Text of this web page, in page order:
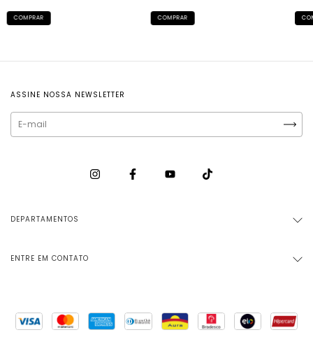
COMPRAR COMPRAR
ASSINE NOSSA NEWSLETTER
DEPARTAMENTOS
ENTRE EM CONTATO